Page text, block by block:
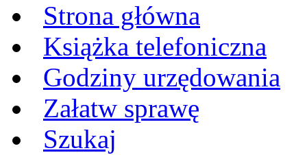
Strona główna
Książka telefoniczna
Godziny urzędowania
Załatw sprawę
Szukaj